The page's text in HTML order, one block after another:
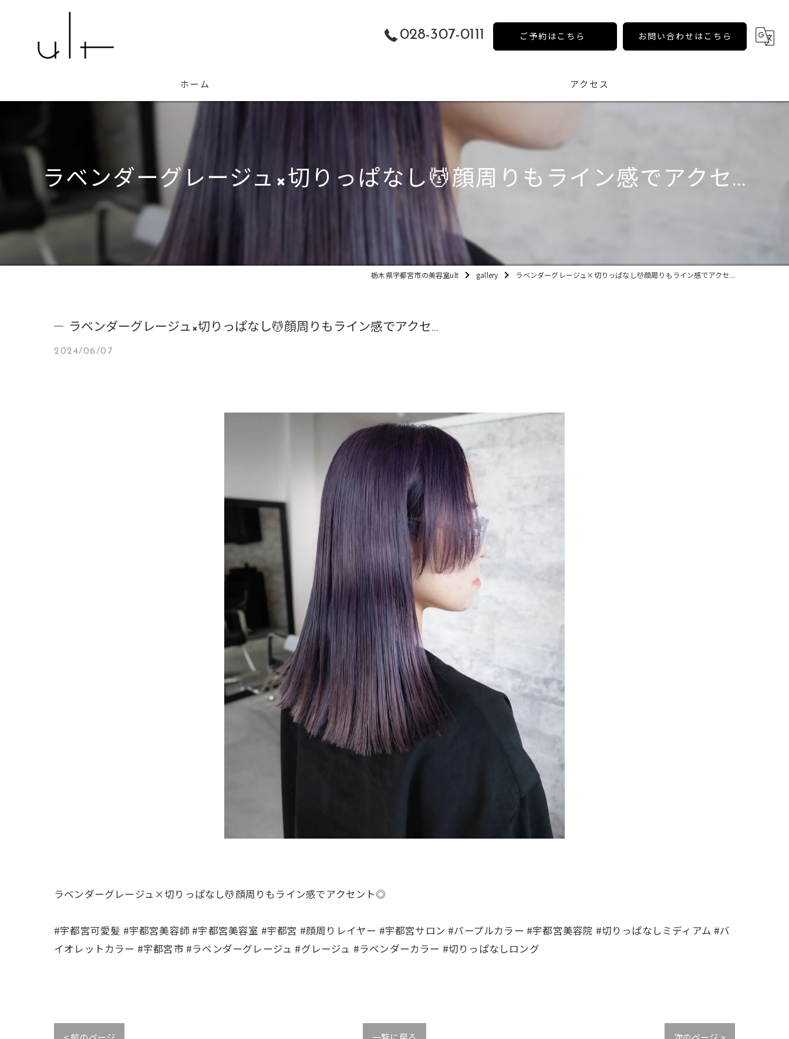
028-307-0111 ご予約はこちら お問い合わせはこちら
ホーム アクセス
ラベンダーグレージュ×切りっぱなし💆顔周りもライン感でアクセ...
栃木県宇都宮市の美容室ult gallery ラベンダーグレージュ×切りっぱなし💆顔周りもライン感でアクセ...
ラベンダーグレージュ×切りっぱなし💆顔周りもライン感でアクセ...
2024/06/07
ラベンダーグレージュ×切りっぱなし💆顔周りもライン感でアクセント◎
#宇都宮可愛髪 #宇都宮美容師 #宇都宮美容室 #宇都宮 #顔周りレイヤー #宇都宮サロン #パープルカラー #宇都宮美容院 #切りっぱなしミディアム #バ
イオレットカラー #宇都宮市 #ラベンダーグレージュ #グレージュ #ラベンダーカラー #切りっぱなしロング